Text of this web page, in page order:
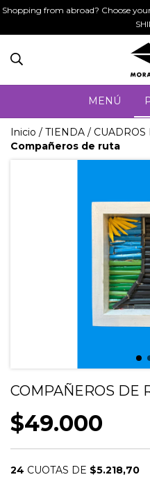
Shopping from abroad? Choose
MENÚ
Inicio / TIENDA / CUADROS
Compañeros de ruta
COMPAÑEROS DE
$49.000
24 CUOTAS DE $5.218,70